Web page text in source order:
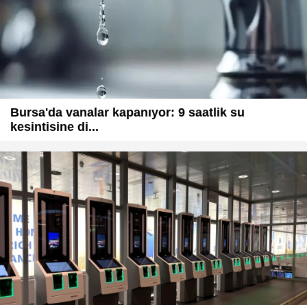
Bursa'da vanalar kapanıyor: 9 saatlik su
kesintisine di...